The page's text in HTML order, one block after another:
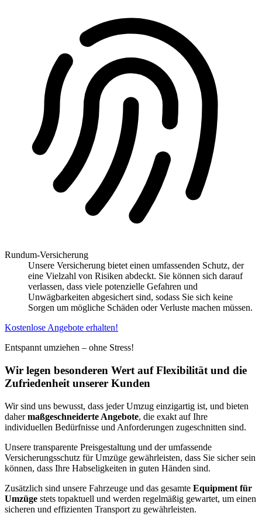
Rundum-Versicherung
Unsere Versicherung bietet einen umfassenden Schutz, der
eine Vielzahl von Risiken abdeckt. Sie können sich darauf
verlassen, dass viele potenzielle Gefahren und
Unwägbarkeiten abgesichert sind, sodass Sie sich keine
Sorgen um mögliche Schäden oder Verluste machen müssen.
Kostenlose Angebote erhalten!
Entspannt umziehen – ohne Stress!
Wir legen besonderen Wert auf Flexibilität und die
Zufriedenheit unserer Kunden
Wir sind uns bewusst, dass jeder Umzug einzigartig ist, und bieten
dahermaßgeschneiderte Angebote, die exakt auf Ihre
individuellen Bedürfnisse und Anforderungen zugeschnitten sind.
Unsere transparente Preisgestaltung und der umfassende
Versicherungsschutz für Umzüge gewährleisten, dass Sie sicher sein
können, dass Ihre Habseligkeiten in guten Händen sind.
Zusätzlich sind unsere Fahrzeuge und das gesamte Equipment für
Umzüge stets topaktuell und werden regelmäßig gewartet, um einen
sicheren und effizienten Transport zu gewährleisten.